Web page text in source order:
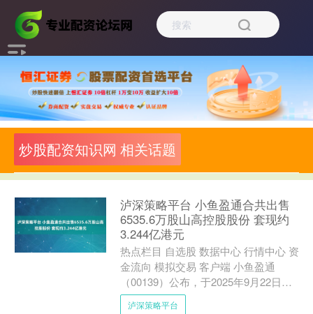
炒股配资知识网 相关话题
泸深策略平台 小鱼盈通合共出售
6535.6万股山高控股股份 套现约
3.244亿港元
热点栏目 自选股 数据中心 行情中心 资
金流向 模拟交易 客户端 小鱼盈通
（00139）公布，于2025年9月22日至
2025年9月24日期间进行的一系列交易
泸深策略平台